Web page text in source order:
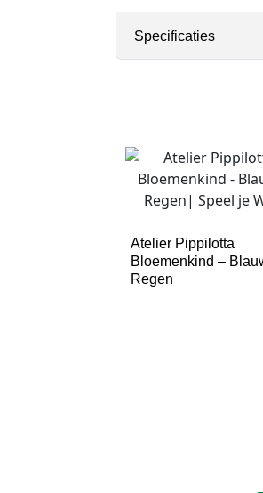
Specificaties
Atelier Pippilotta
Bloemenkind –
Regen